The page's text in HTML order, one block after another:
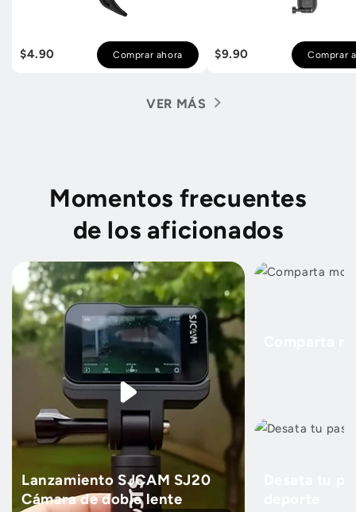
$4.90 Comprar ahora $9.90 Comprar
VER MÁS
Momentos frecuentes
de los aficionados
Lanzamiento SJCAM SJ20
Cámara de doble lente